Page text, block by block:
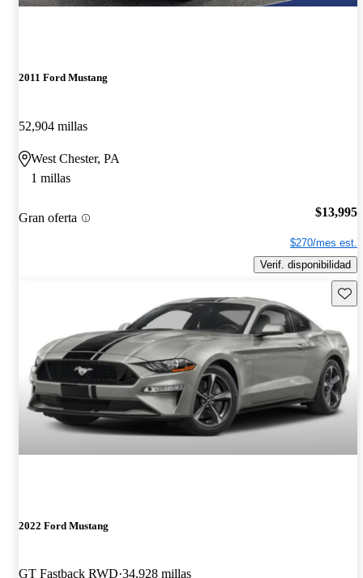
2011 Ford Mustang
52,904 millas
West Chester, PA
1 millas
Gran oferta $13,995
$270/mes est.
Verif. disponibilidad
2022 Ford Mustang
GT Fastback RWD 34,928 millas